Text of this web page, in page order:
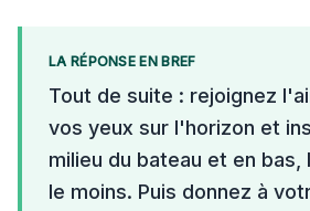
LA RÉPONSE EN BREF
Tout de suite : rejoignez
vos yeux sur l'horizon et
milieu du bateau et en bas,
le moins. Puis donnez à